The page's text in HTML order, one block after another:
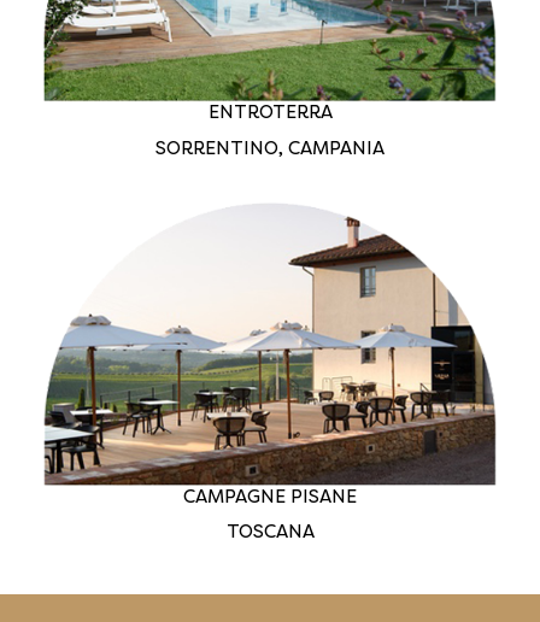
ENTROTERRA
SORRENTINO, CAMPANIA
CAMPAGNE PISANE
TOSCANA